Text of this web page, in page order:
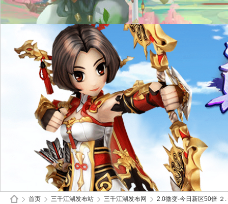
首页 三千江湖发布站 三千江湖发布网 2.0微变-今日新区50倍 ２